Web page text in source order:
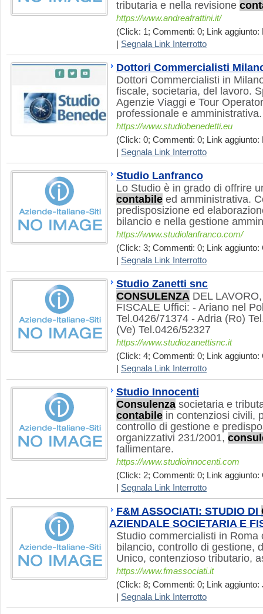
tributaria e nella revisione
https://www.andreafrattini.it/
(Click: 1; Commenti: 0; Link aggiunto:
Segnala Link Interrotto
Dottori Commercialisti
Dottori Commercialisti in
fiscale, societaria, del lavoro.
Agenzie Viaggi e Tour
professionale e amministrativa.
https://www.studiobenedetti.eu
(Click: 0; Commenti: 0; Link aggiunto:
Segnala Link Interrotto
Studio Lanfranco
Lo Studio è in grado di offrire
contabile ed amministrativa.
predisposizione ed
bilancio e nella gestione
https://www.studiolanfranco.com/
(Click: 3; Commenti: 0; Link aggiunto:
Segnala Link Interrotto
Studio Zanetti snc
CONSULENZA DEL
FISCALE Uffici: - Ariano nel
Tel.0426/71374 - Adria (Ro)
(Ve) Tel.0426/52327
https://www.studiozanettisnc.it
(Click: 4; Commenti: 0; Link aggiunto:
Segnala Link Interrotto
Studio Innocenti
Consulenza societaria e
contabile in contenziosi civili,
controllo di gestione e
organizzativi 231/2001,
fallimentare.
https://www.studioinnocenti.com
(Click: 2; Commenti: 0; Link aggiunto:
Segnala Link Interrotto
F&M ASSOCIATI: STUDIO DI
AZIENDALE SOCIETARIA E
Studio commercialisti in
bilancio, controllo di gestione,
Unico, contenzioso tributario,
https://www.fmassociati.it
(Click: 8; Commenti: 0; Link aggiunto:
Segnala Link Interrotto